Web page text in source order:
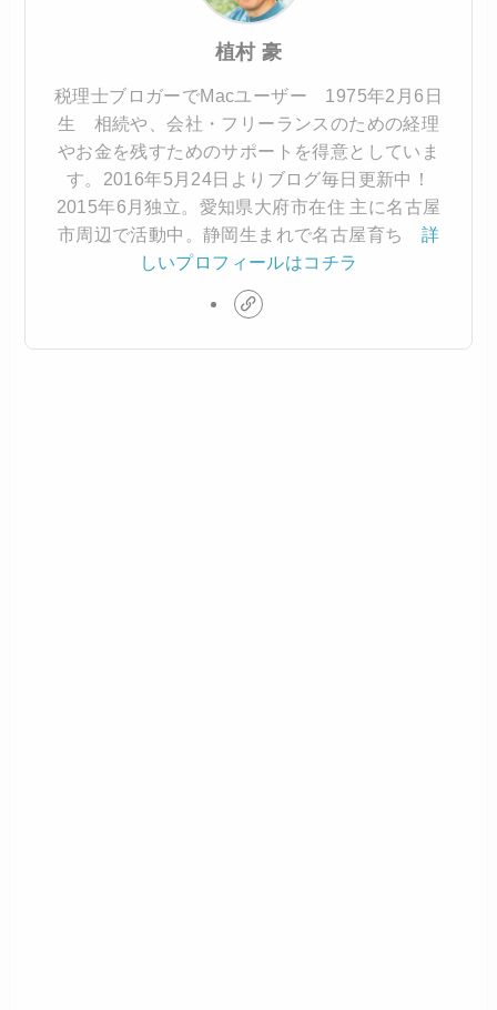
植村 豪
税理士ブロガーでMacユーザー 1975年2月6日
生 相続や、会社・フリーランスのための経理
やお金を残すためのサポートを得意としていま
す。2016年5月24日よりブログ毎日更新中！
2015年6月独立。愛知県大府市在住 主に名古屋
市周辺で活動中。静岡生まれで名古屋育ち 詳
しいプロフィールはコチラ